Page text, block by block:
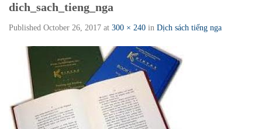
dich_sach_tieng_nga
Published October 26, 2017 at 300 × 240 in Dịch sách tiếng nga